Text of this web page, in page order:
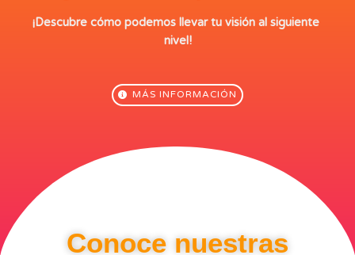
¡Descubre cómo podemos llevar tu visión al siguiente
nivel!
MÁS INFORMACIÓN
Conoce nuestras